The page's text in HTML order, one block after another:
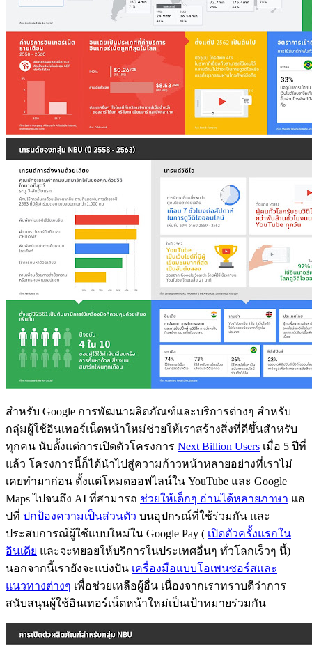
สำหรับ Google การพัฒนาผลิตภัณฑ์และบริการต่างๆ สำหรับ
กลุ่มผู้ใช้อินเทอร์เน็ตหน้าใหม่ช่วยให้เราสร้างสิ่งที่ดีขึ้นสำหรับ
ทุกคน นับตั้งแต่การเปิดตัวโครงการ Next Billion Users เมื่อ 5 ปีที่
แล้ว โครงการนี้ก็ได้นำไปสู่ความก้าวหน้าหลายอย่างที่เราไม่
เคยทำมาก่อน ตั้งแต่โหมดออฟไลน์ใน YouTube และ Google
Maps ไปจนถึง AI ที่สามารถ ช่วยให้เด็กๆ อ่านได้หลายภาษา แอ
ปที่ ปกป้องความเป็นส่วนตัว บนอุปกรณ์ที่ใช้ร่วมกัน และ
ประสบการณ์ผู้ใช้แบบใหม่ใน Google Pay ( เปิดตัวครั้งแรกใน
อินเดีย และจะทยอยให้บริการในประเทศอื่นๆ ทั่วโลกเร็วๆ นี้)
นอกจากนี้เรายังจะแบ่งปัน เครื่องมือแบบโอเพนซอร์สและ
แนวทางต่างๆ เพื่อช่วยเหลือผู้อื่น เนื่องจากเราทราบดีว่าการ
สนับสนุนผู้ใช้อินเทอร์เน็ตหน้าใหม่เป็นเป้าหมายร่วมกัน